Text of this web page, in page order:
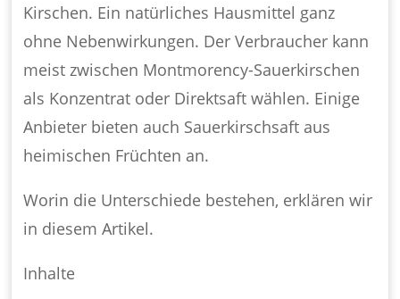
Kirschen. Ein natürliches Hausmittel ganz
ohne Nebenwirkungen. Der Verbraucher kann
meist zwischen Montmorency-Sauerkirschen
als Konzentrat oder Direktsaft wählen. Einige
Anbieter bieten auch Sauerkirschsaft aus
heimischen Früchten an.
Worin die Unterschiede bestehen, erklären wir
in diesem Artikel.
Inhalte